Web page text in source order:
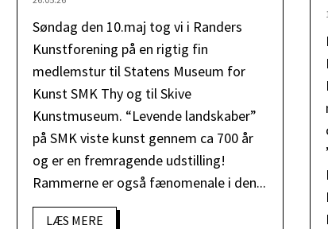
Søndag den 10.maj tog vi i Randers
Kunstforening på en rigtig fin
medlemstur til Statens Museum for
Kunst SMK Thy og til Skive
Kunstmuseum. “Levende landskaber”
på SMK viste kunst gennem ca 700 år
og er en fremragende udstilling!
Rammerne er også fænomenale i den...
LÆS MERE